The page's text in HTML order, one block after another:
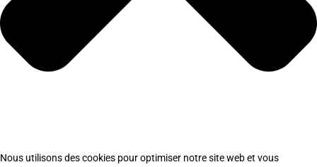
Nous utilisons des cookies pour optimiser notre site web et vous